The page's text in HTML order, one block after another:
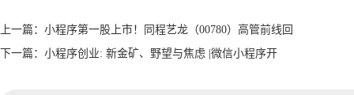
上一篇： 小程序第一股上市！同程艺龙（00780）高管前线回
下一篇： 小程序创业: 新金矿、野望与焦虑 |微信小程序开